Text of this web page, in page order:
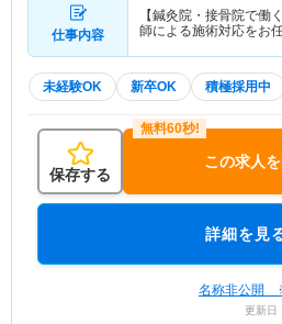
仕事内容
【鍼灸院・接骨院で働
師による施術対応をお
未経験OK 新卒OK 積極採用中
保存する
この求人
詳細を見
名称非公開
更新